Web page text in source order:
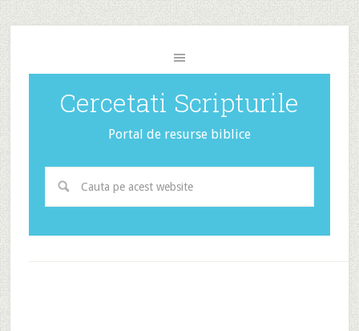
Cercetati Scripturile
Portal de resurse biblice